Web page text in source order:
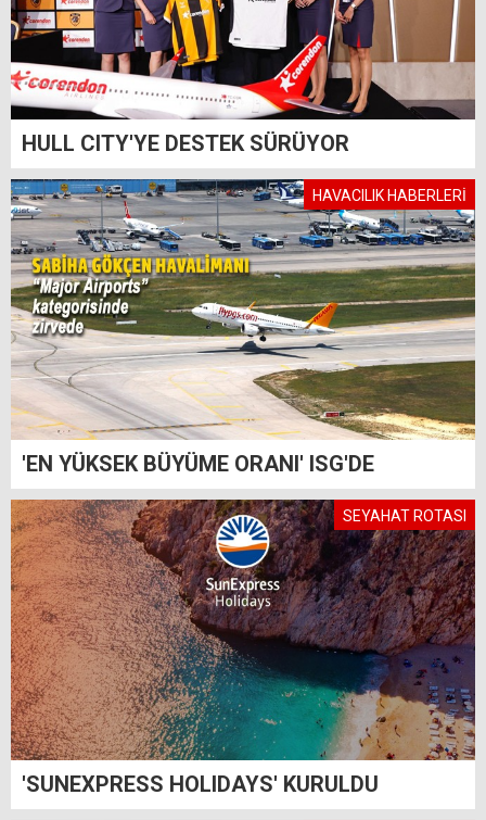
HULL CITY'YE DESTEK SÜRÜYOR
HAVACILIK HABERLERİ
'EN YÜKSEK BÜYÜME ORANI' ISG'DE
SEYAHAT ROTASI
'SUNEXPRESS HOLIDAYS' KURULDU